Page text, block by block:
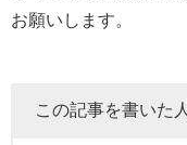
お願いします。
この記事を書いた人